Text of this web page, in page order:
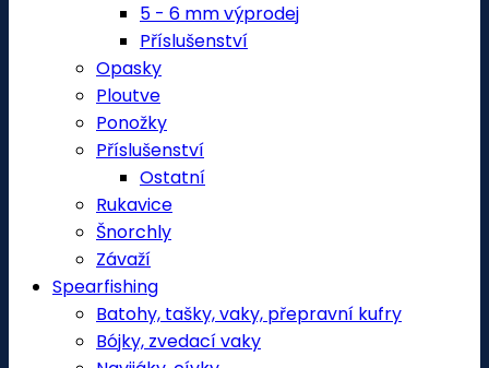
5 - 6 mm výprodej
Příslušenství
Opasky
Ploutve
Ponožky
Příslušenství
Ostatní
Rukavice
Šnorchly
Závaží
Spearfishing
Batohy, tašky, vaky, přepravní kufry
Bójky, zvedací vaky